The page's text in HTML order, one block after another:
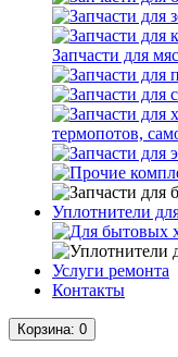
Запчасти для
термопотов,
Уплотнители
Услуги ремонта
Контакты
Корзина: 0